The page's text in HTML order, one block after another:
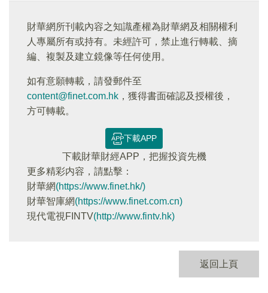
財華網所刊載內容之知識產權為財華網及相關權利
人專屬所有或持有。未經許可，禁止進行轉載、摘
編、複製及建立鏡像等任何使用。
如有意願轉載，請發郵件至
content@finet.com.hk ，獲得書面確認及授權後，
方可轉載。
下載APP
下載財華財經APP，把握投資先機
更多精彩内容，請點擊：
財華網(https://www.finet.hk/)
財華智庫網(https://www.finet.com.cn)
現代電視FINTV(http://www.fintv.hk)
返回上頁